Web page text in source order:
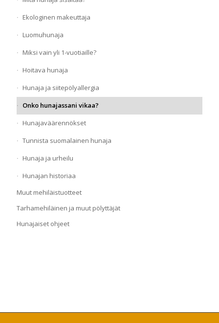
Ekologinen makeuttaja
Luomuhunaja
Miksi vain yli 1-vuotiaille?
Hoitava hunaja
Hunaja ja siitepölyallergia
Onko hunajassani vikaa?
Hunajaväärennökset
Tunnista suomalainen hunaja
Hunaja ja urheilu
Hunajan historiaa
Muut mehiläistuotteet
Tarhamehiläinen ja muut pölyttäjät
Hunajaiset ohjeet